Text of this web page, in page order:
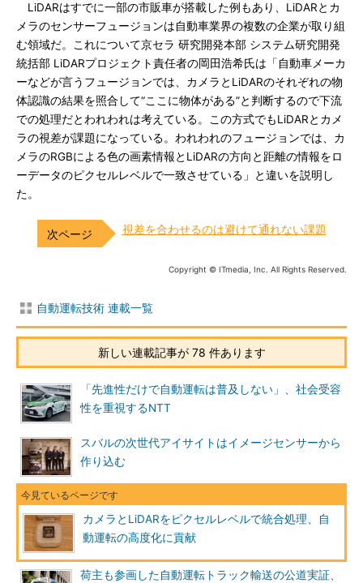
LiDARはすでに一部の市販車が搭載した例もあり、LiDARとカ
メラのセンサーフュージョンは自動車業界の複数の企業が取り組
む領域だ。これについて京セラ 研究開発本部 システム研究開発
統括部 LiDARプロジェクト責任者の岡田浩希氏は「自動車メーカ
ーなどが言うフュージョンでは、カメラとLiDARのそれぞれの物
体認識の結果を照合して“ここに物体がある”と判断するので下流
での処理だとわれわれは考えている。この方式でもLiDARとカメ
ラの視差が課題になっている。われわれのフュージョンでは、カ
メラのRGBによる色の画素情報とLiDARの方向と距離の情報をロ
ーデータのピクセルレベルで一致させている」と違いを説明し
た。
視差を合わせるのは避けて通れない課題
Copyright © ITmedia, Inc. All Rights Reserved.
自動運転技術 連載一覧
新しい連載記事が 78 件あります
「先進性だけで自動運転は普及しない」、社会受容
性を重視するNTT
スバルの次世代アイサイトはイメージセンサーから
作り込む
カメラとLiDARをピクセルレベルで統合処理、自
動運転の高度化に貢献
荷主も参画した自動運転トラック輸送の公道実証、